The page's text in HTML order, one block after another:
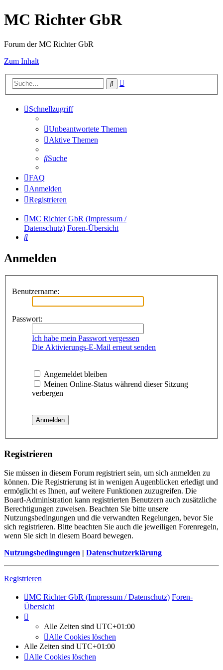
MC Richter GbR
Forum der MC Richter GbR
Zum Inhalt
Suche
Schnellzugriff
Unbeantwortete Themen
Aktive Themen
Suche
FAQ
Anmelden
Registrieren
MC Richter GbR (Impressum /
Datenschutz) Foren-Übersicht
Suche
Anmelden
Benutzername:
Passwort:
Ich habe mein Passwort vergessen
Die Aktivierungs-E-Mail erneut senden
Angemeldet bleiben
Meinen Online-Status während dieser Sitzung
verbergen
Registrieren
Sie müssen in diesem Forum registriert sein, um sich anmelden zu
können. Die Registrierung ist in wenigen Augenblicken erledigt und
ermöglicht es Ihnen, auf weitere Funktionen zuzugreifen. Die
Board-Administration kann registrierten Benutzern auch zusätzliche
Berechtigungen zuweisen. Beachten Sie bitte unsere
Nutzungsbedingungen und die verwandten Regelungen, bevor Sie
sich registrieren. Bitte beachten Sie auch die jeweiligen Forenregeln,
wenn Sie sich in diesem Board bewegen.
Nutzungsbedingungen | Datenschutzerklärung
Registrieren
MC Richter GbR (Impressum / Datenschutz) Foren-
Übersicht
Alle Zeiten sind UTC+01:00
Alle Cookies löschen
Alle Zeiten sind UTC+01:00
Alle Cookies löschen